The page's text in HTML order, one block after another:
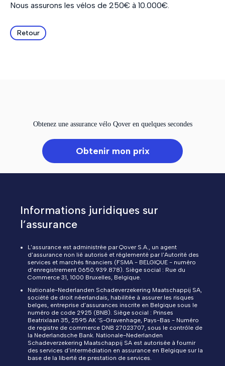
Nous assurons les vélos de 250€ à 10.000€.
Retour
Obtenez une assurance vélo Qover en quelques secondes
Obtenir mon prix
Informations juridiques sur
l’assurance
L'assurance est administrée par Qover S.A., un agent
d'assurance non lié autorisé et réglementé par l'Autorité des
services et marchés financiers (FSMA - BELGIQUE - numéro
d'enregistrement 0650.939.878). Siège social : Rue du
Commerce 31, 1000 Bruxelles, Belgique.
Nationale-Nederlanden Schadeverzekering Maatschappij SA,
société de droit néerlandais, habilitée à assurer les risques
belges, entreprise d’assurances inscrite en Belgique sous le
numéro de code 2925 (BNB). Siège social : Prinses
Beatrixlaan 35, 2595 AK ‘S-Gravenhage, Pays-Bas - Numéro
de registre de commerce DNB 27023707, sous le contrôle de
la Nederlandsche Bank. Nationale-Nederlanden
Schadeverzekering Maatschappij SA est autorisée à fournir
des services d'intermédiation en assurance en Belgique sur la
base de la liberté de prestation de services.